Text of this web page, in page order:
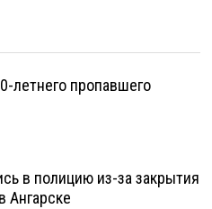
летнего пропавшего
в полицию из-за закрытия
Ангарске